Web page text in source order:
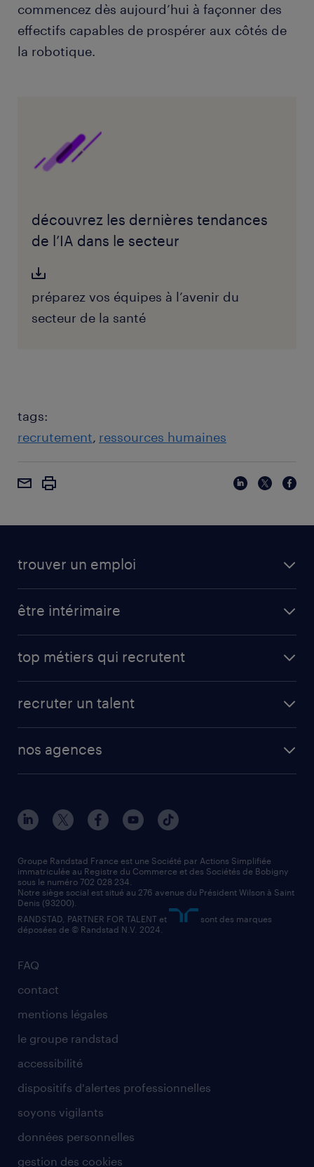
commencez dès aujourd’hui à façonner des
effectifs capables de prospérer aux côtés de
la robotique.
découvrez les dernières tendances
de l’IA dans le secteur
préparez vos équipes à l’avenir du
secteur de la santé
tags:
recrutement ressources humaines
trouver un emploi
être intérimaire
top métiers qui recrutent
recruter un talent
nos agences
FAQ
contact
mentions légales
le groupe randstad
accessibilité
dispositifs d'alertes professionnelles
soyons vigilants
données personnelles
gestion des cookies
Groupe Randstad France est une Société par Actions Simplifiée
immatriculée au Registre du Commerce et des Sociétés de Bobigny
sous le numéro 702 028 234.
Notre siège social est situé au 276 avenue du Président Wilson à Saint
Denis (93200).
RANDSTAD, PARTNER FOR TALENT et
sont des marques
déposées de © Randstad N.V. 2024.